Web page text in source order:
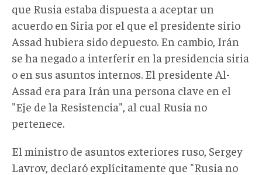
que Rusia estaba dispuesta a aceptar un
acuerdo en Siria por el que el presidente sirio
Assad hubiera sido depuesto. En cambio, Irán
se ha negado a interferir en la presidencia siria
o en sus asuntos internos. El presidente Al-
Assad era para Irán una persona clave en el
"Eje de la Resistencia", al cual Rusia no
pertenece.
El ministro de asuntos exteriores ruso, Sergey
Lavrov, declaró explícitamente que "Rusia no